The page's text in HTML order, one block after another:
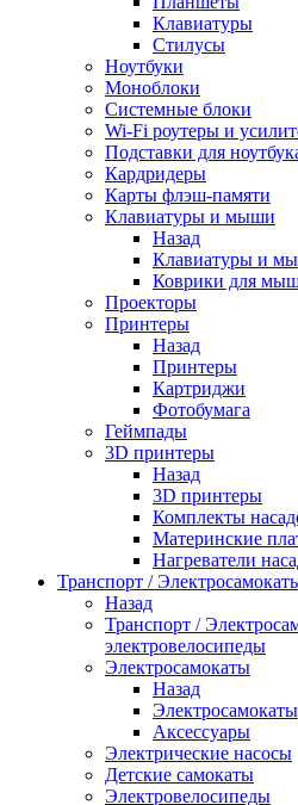
Клавиатуры
Стилусы
Ноутбуки
Моноблоки
Системные блоки
Wi-Fi роутеры и
Подставки для
Кардридеры
Карты флэш-памяти
Клавиатуры и мыши
Назад
Клавиатуры и
Коврики для
Проекторы
Принтеры
Назад
Принтеры
Картриджи
Фотобумага
Геймпады
3D принтеры
Назад
3D принтеры
Комплекты
Материнские
Нагреватели
Транспорт /
Назад
Транспорт /
электровелосипеды
Электросамокаты
Назад
Электросамокаты
Аксессуары
Электрические насосы
Детские самокаты
Электровелосипеды